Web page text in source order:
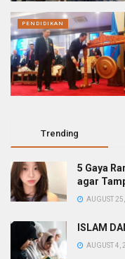
PENDIDIKAN
Trending
5 Gaya
agar
AUGUST
ISLAM
AUGUST 4,